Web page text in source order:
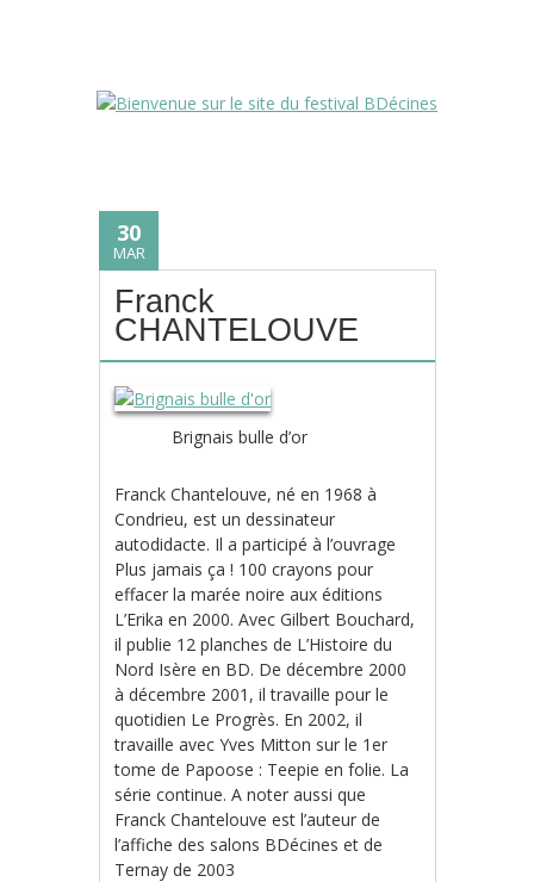
30
MAR
Franck
CHANTELOUVE
Brignais bulle d’or
Franck Chantelouve, né en 1968 à
Condrieu, est un dessinateur
autodidacte. Il a participé à l’ouvrage
Plus jamais ça ! 100 crayons pour
effacer la marée noire aux éditions
L’Erika en 2000. Avec Gilbert Bouchard,
il publie 12 planches de L’Histoire du
Nord Isère en BD. De décembre 2000
à décembre 2001, il travaille pour le
quotidien Le Progrès. En 2002, il
travaille avec Yves Mitton sur le 1er
tome de Papoose : Teepie en folie. La
série continue. A noter aussi que
Franck Chantelouve est l’auteur de
l’affiche des salons BDécines et de
Ternay de 2003